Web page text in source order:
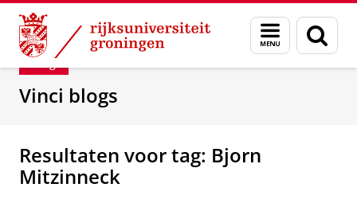
Skip
Content
Skip
Navigation
Menu
en
zoeken
Department of Innovation Management &
Blog
Vinci blogs
Resultaten voor tag: Bjorn
Mitzinneck